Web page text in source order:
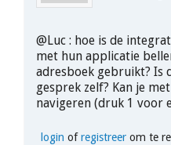
@Luc : hoe is de
met hun applicatie
adresboek gebruikt? Is
gesprek zelf? Kan je
navigeren (druk 1 voor
login ofregistreerom te